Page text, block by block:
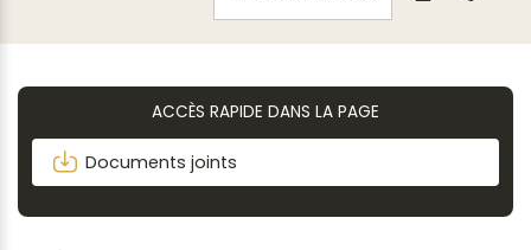
ACCÈS RAPIDE DANS LA PAGE
Documents joints